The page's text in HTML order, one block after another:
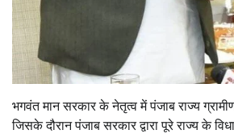
भगवंत मान सरकार के नेतृत्व में पंजाब राज्य
जिसके दौरान पंजाब सरकार द्वारा पूरे राज्य के